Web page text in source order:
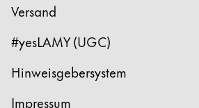
Versand
#yesLAMY (UGC)
Hinweisgebersystem
Impressum